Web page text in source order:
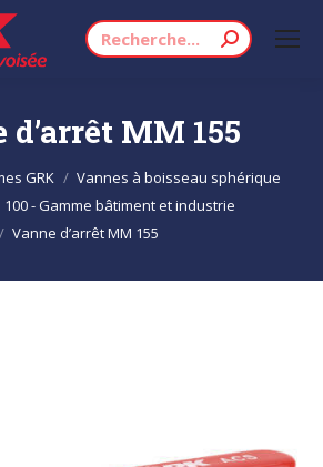
Recherche
d’arrêt MM 155
GRK
Vannes à boisseau sphérique
100 - Gamme bâtiment et industrie
Vanne d’arrêt MM 155